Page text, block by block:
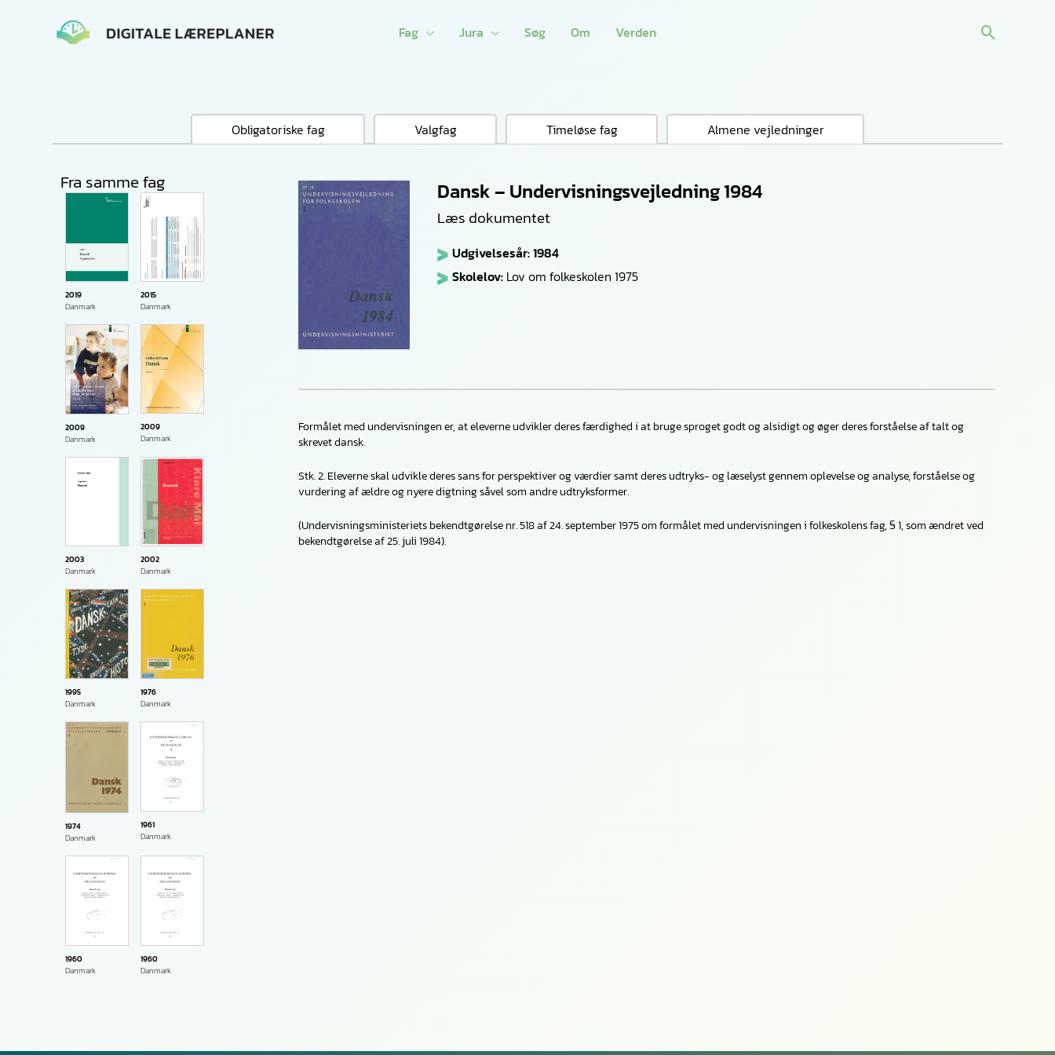
Fag Jura Søg Om Verden Søg
Obligatoriske fag Valgfag Timeløse fag Almene vejledninger
Fra samme fag
2019
Danmark
2015
Danmark
2009
Danmark
2009
Danmark
2003
Danmark
2002
Danmark
1995
Danmark
1976
Danmark
1974
Danmark
1961
Danmark
1960
Danmark
1960
Danmark
Dansk – Undervisningsvejledning 1984
Læs dokumentet
Udgivelsesår: 1984
Skolelov: Lov om folkeskolen 1975
Formålet med undervisningen er, at eleverne udvikler deres færdighed i at bruge sproget godt og alsidigt og øger deres forståelse af talt og
skrevet dansk.
Stk. 2. Eleverne skal udvikle deres sans for perspektiver og værdier samt deres udtryks- og læselyst gennem oplevelse og analyse, forståelse og
vurdering af ældre og nyere digtning såvel som andre udtryksformer.
(Undervisningsministeriets bekendtgørelse nr. 518 af 24. september 1975 om formålet med undervisningen i folkeskolens fag, § 1, som ændret ved
bekendtgørelse af 25. juli 1984).